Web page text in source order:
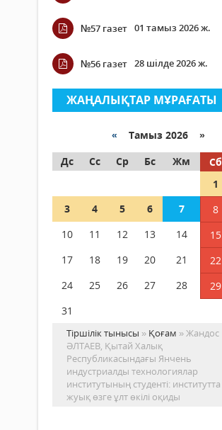
№57 газет 01 тамыз 2026 ж.
№56 газет 28 шілде 2026 ж.
ЖАҢАЛЫҚТАР МҰРАҒАТЫ
« Тамыз 2026 »
Дс
Сс Ср Бс Жм Сб
1
3
4 5 6 7 8
10
11 12 13 14 15
17
18 19 20 21 22
24
25 26 27 28 29
31
Тіршілік тынысы » Қоғам » Жандос
ӘЛТАЕВ, Қытай Халық
Республикасындағы Янчень
индустриалды технологиялар
институтының студенті:
жуық өзге ұлт өкілі оқиды